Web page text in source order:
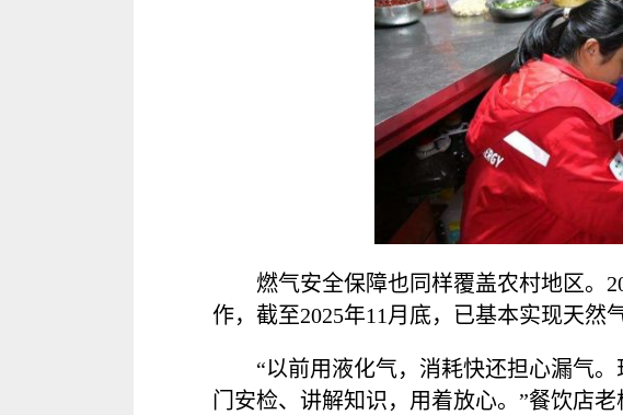
燃气安全保障也同样覆盖农村地区。
作，截至2025年11月底，已基本实现天然
“以前用液化气，消耗快还担心漏气
门安检、讲解知识，用着放心。”餐饮店老